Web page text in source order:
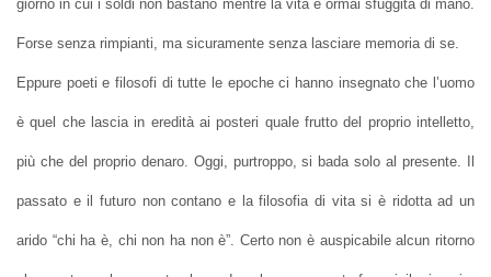
giorno in cui i soldi non bastano mentre la vita è ormai sfuggita di mano.
Forse senza rimpianti, ma sicuramente senza lasciare memoria di se.
Eppure poeti e filosofi di tutte le epoche ci hanno insegnato che l’uomo
è quel che lascia in eredità ai posteri quale frutto del proprio intelletto,
più che del proprio denaro. Oggi, purtroppo, si bada solo al presente. Il
passato e il futuro non contano e la filosofia di vita si è ridotta ad un
arido “chi ha è, chi non ha non è”. Certo non è auspicabile alcun ritorno